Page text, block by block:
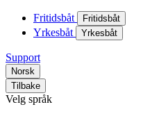
Fritidsbåt Fritidsbåt
Yrkesbåt Yrkesbåt
Support
Norsk
Tilbake
Velg språk